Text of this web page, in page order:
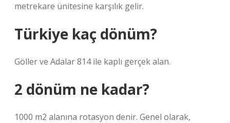
metrekare ünitesine karşılık gelir.
Türkiye kaç dönüm?
Göller ve Adalar 814 ile kaplı gerçek alan.
2 dönüm ne kadar?
1000 m2 alanına rotasyon denir. Genel olarak,